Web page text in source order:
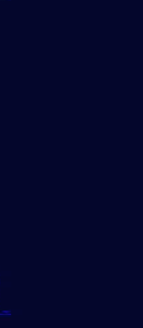
→